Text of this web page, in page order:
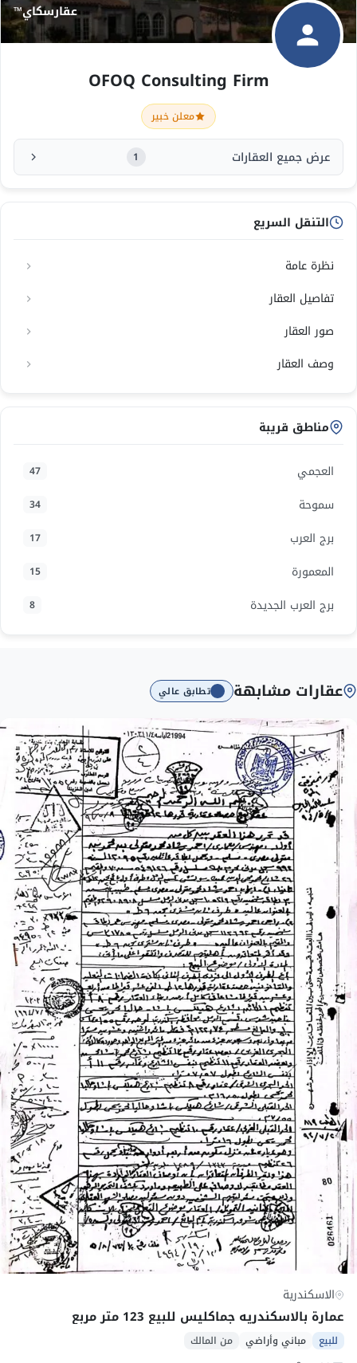
عقارسكاي™
OFOQ Consulting Firm
معلن خبير
عرض جميع العقارات 1
التنقل السريع
نظرة عامة
تفاصيل العقار
صور العقار
وصف العقار
مناطق قريبة
العجمي 47
سموحة 34
برج العرب 17
المعمورة 15
برج العرب الجديدة 8
عقارات مشابهة تطابق عالي
الاسكندرية
عمارة بالاسكندريه جماكليس للبيع 123 متر مربع
للبيع مباني وأراضي من المالك